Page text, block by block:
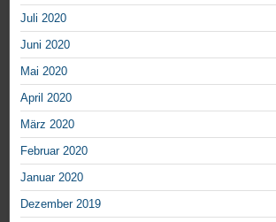
Juli 2020
Juni 2020
Mai 2020
April 2020
März 2020
Februar 2020
Januar 2020
Dezember 2019